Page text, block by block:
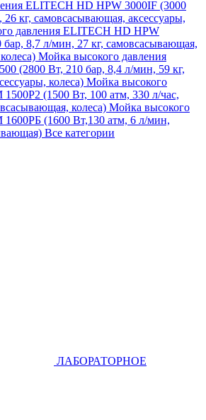
ELITECH HD HPW 3000IF (3000
кг, самовсасывающая, аксессуары,
давления ELITECH HD HPW
8,7 л/мин, 27 кг, самовсасывающая,
Мойка высокого давления
(2800 Вт, 210 бар, 8,4 л/мин, 59 кг,
колеса) Мойка высокого
(1500 Вт, 100 атм, 330 л/час,
колеса) Мойка высокого
(1600 Вт,130 атм, 6 л/мин,
Все категории
ЛАБОРАТОРНОЕ